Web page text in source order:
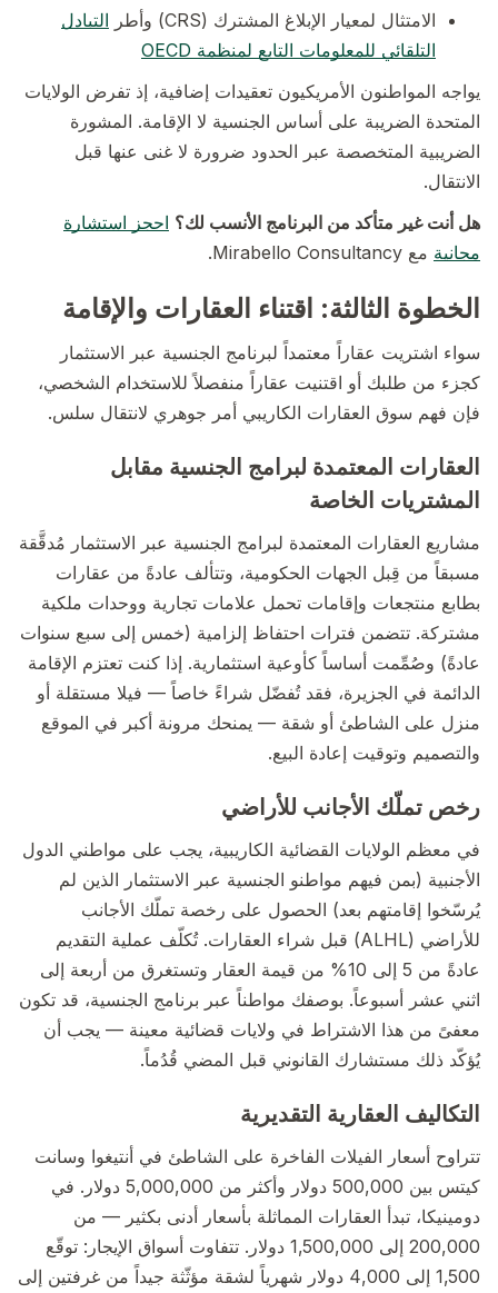
الامتثال لمعيار الإبلاغ المشترك (CRS) وأطر
التبادل
التلقائي للمعلومات التابع لمنظمة OECD
يواجه المواطنون الأمريكيون تعقيدات إضافية، إذ تفرض الولايات
المتحدة الضريبة على أساس الجنسية لا الإقامة. المشورة
الضريبية المتخصصة عبر الحدود ضرورة لا غنى عنها قبل
الانتقال.
هل أنت غير متأكد من البرنامج الأنسب لك؟ احجز استشارة
مجانية مع Mirabello Consultancy.
الخطوة الثالثة: اقتناء العقارات والإقامة
سواء اشتريت عقاراً معتمداً لبرنامج الجنسية عبر الاستثمار
كجزء من طلبك أو اقتنيت عقاراً منفصلاً للاستخدام الشخصي،
فإن فهم سوق العقارات الكاريبي أمر جوهري لانتقال سلس.
العقارات المعتمدة لبرامج الجنسية مقابل
المشتريات الخاصة
مشاريع العقارات المعتمدة لبرامج الجنسية عبر الاستثمار مُدقَّقة
مسبقاً من قِبل الجهات الحكومية، وتتألف عادةً من عقارات
بطابع منتجعات وإقامات تحمل علامات تجارية ووحدات ملكية
مشتركة. تتضمن فترات احتفاظ إلزامية (خمس إلى سبع سنوات
عادةً) وصُمِّمت أساساً كأوعية استثمارية. إذا كنت تعتزم الإقامة
الدائمة في الجزيرة، فقد تُفضّل شراءً خاصاً — فيلا مستقلة أو
منزل على الشاطئ أو شقة — يمنحك مرونة أكبر في الموقع
والتصميم وتوقيت إعادة البيع.
رخص تملّك الأجانب للأراضي
في معظم الولايات القضائية الكاريبية، يجب على مواطني الدول
الأجنبية (بمن فيهم مواطنو الجنسية عبر الاستثمار الذين لم
يُرسّخوا إقامتهم بعد) الحصول على رخصة تملّك الأجانب
للأراضي (ALHL) قبل شراء العقارات. تُكلّف عملية التقديم
عادةً من 5 إلى 10% من قيمة العقار وتستغرق من أربعة إلى
اثني عشر أسبوعاً. بوصفك مواطناً عبر برنامج الجنسية، قد تكون
معفىً من هذا الاشتراط في ولايات قضائية معينة — يجب أن
يُؤكّد ذلك مستشارك القانوني قبل المضي قُدُماً.
التكاليف العقارية التقديرية
تتراوح أسعار الفيلات الفاخرة على الشاطئ في أنتيغوا وسانت
كيتس بين 500,000 دولار وأكثر من 5,000,000 دولار. في
دومينيكا، تبدأ العقارات المماثلة بأسعار أدنى بكثير — من
200,000 إلى 1,500,000 دولار. تتفاوت أسواق الإيجار: توقّع
1,500 إلى 4,000 دولار شهرياً لشقة مؤثّثة جيداً من غرفتين إلى